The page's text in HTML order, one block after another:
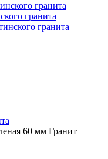
гранита
гранита
гранита
60 мм Гранит